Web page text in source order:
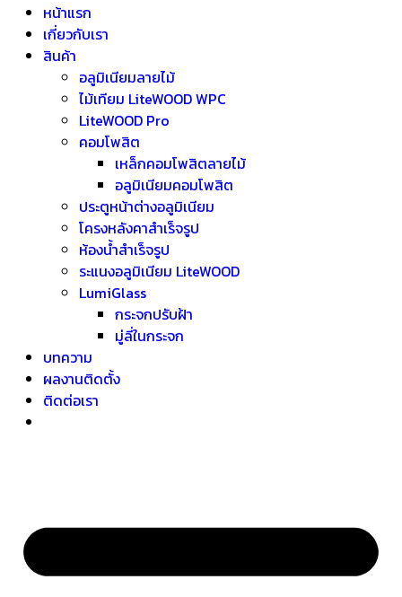
หน้าแรก
เกี่ยวกับเรา
สินค้า
อลูมิเนียมลายไม้
ไม้เทียม LiteWOOD WPC
LiteWOOD Pro
คอมโพสิต
เหล็กคอมโพสิตลายไม้
อลูมิเนียมคอมโพสิต
ประตูหน้าต่างอลูมิเนียม
โครงหลังคาสำเร็จรูป
ห้องน้ำสำเร็จรูป
ระแนงอลูมิเนียม LiteWOOD
LumiGlass
กระจกปรับฝ้า
มู่ลี่ในกระจก
บทความ
ผลงานติดตั้ง
ติดต่อเรา